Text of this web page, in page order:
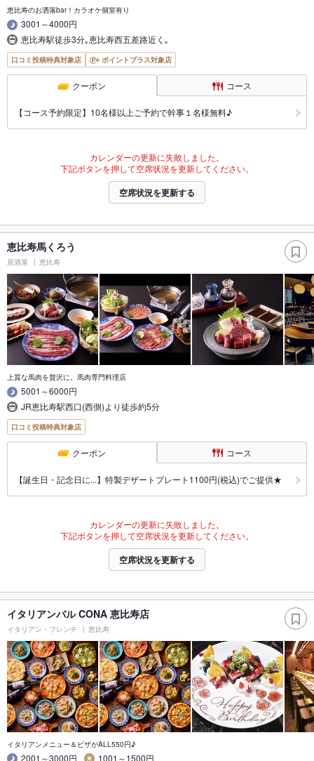
恵比寿のお洒落bar！カラオケ個室有り
3001～4000円
恵比寿駅徒歩3分｡恵比寿西五差路近く｡
口コミ投稿特典対象店 ポイントプラス対象店
クーポン コース
【コース予約限定】10名様以上ご予約で幹事１名様無料♪
カレンダーの更新に失敗しました。
下記ボタンを押して空席状況を更新してください。
空席状況を更新する
恵比寿馬くろう
居酒屋 恵比寿
上質な馬肉を贅沢に。馬肉専門料理店
5001～6000円
JR恵比寿駅西口(西側)より徒歩約5分
口コミ投稿特典対象店
クーポン コース
【誕生日・記念日に...】特製デザートプレート1100円(税込)でご提供★
カレンダーの更新に失敗しました。
下記ボタンを押して空席状況を更新してください。
空席状況を更新する
イタリアンバル CONA 恵比寿店
イタリアン・フレンチ 恵比寿
イタリアンメニュー＆ピザがALL550円♪
2001～3000円 1001～1500円